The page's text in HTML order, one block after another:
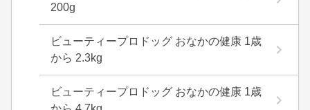
200g
ビューティープロドッグ おなかの健康 1歳
から 2.3kg
ビューティープロドッグ おなかの健康 1歳